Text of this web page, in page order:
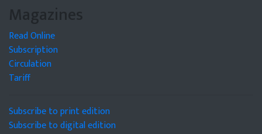
Magazines
Read Online
Subscription
Circulation
Tariff
Subscribe to print edition
Subscribe to digital edition